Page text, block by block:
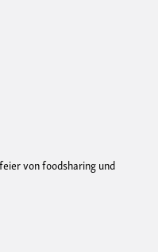
von foodsharing und